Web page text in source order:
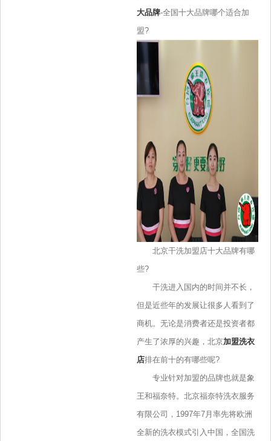
大品牌-全国十大品牌哪个适合加
盟?
北京干洗加盟店十大品牌有哪
些?
干洗进入国内的时间并不长，
但是近些年的发展让很多人看到了
商机。无论是消费者还是投资者都
产生了浓厚的兴趣，北京加盟洗衣
店排在前十的有哪些呢?
专业针对加盟的品牌也就是象
王和福奈特。北京福奈特洗衣服务
有限公司，1997年7月率先将欧洲
全新的洗衣模式引入中国，全国洗